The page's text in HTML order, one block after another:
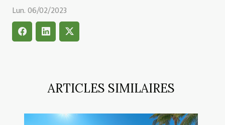
Lun. 06/02/2023
ARTICLES SIMILAIRES